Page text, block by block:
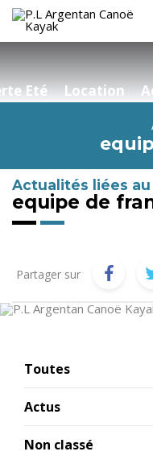
Eté Location
Actualités liées
equipe de
Partager sur
Toutes
Actus
Non classé